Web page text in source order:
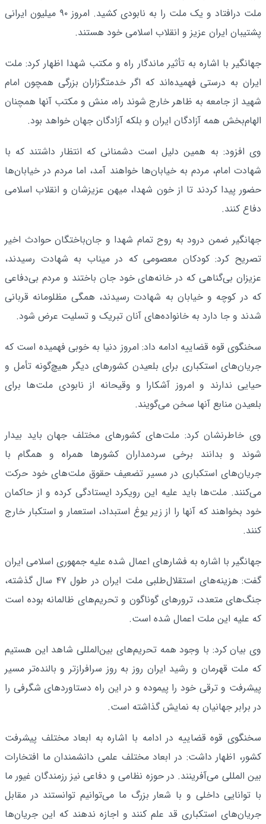
ملت درافتاد و یک ملت را به نابودی کشید. امروز ۹۰ میلیون ایرانی
پشتیبان ایران عزیز و انقلاب اسلامی خود هستند.
جهانگیر با اشاره به تأثیر ماندگار راه و مکتب شهدا اظهار کرد: ملت
ایران به درستی فهمیده‌اند که اگر خدمتگزاران بزرگی همچون امام
شهید از جامعه به ظاهر خارج شوند راه، منش و مکتب آنها همچنان
الهام‌بخش همه آزادگان ایران و بلکه آزادگان جهان خواهد بود.
وی افزود: به همین دلیل است دشمنانی که انتظار داشتند که با
شهادت امام، مردم به خیابان‌ها خواهند آمد، اما مردم در خیابان‌ها
حضور پیدا کردند تا از خون شهدا، میهن عزیزشان و انقلاب اسلامی
دفاع کنند.
جهانگیر ضمن درود به روح تمام شهدا و جان‌باختگان حوادث اخیر
تصریح کرد: کودکان معصومی که در میناب به شهادت رسیدند،
عزیزان بی‌گناهی که در خانه‌های خود جان باختند و مردم بی‌دفاعی
که در کوچه و خیابان به شهادت رسیدند، همگی مظلومانه قربانی
شدند و جا دارد به خانواده‌های آنان تبریک و تسلیت عرض شود.
سخنگوی قوه قضاییه ادامه داد: امروز دنیا به خوبی فهمیده است که
جریان‌های استکباری برای بلعیدن کشورهای دیگر هیچ‌گونه تأمل و
حیایی ندارند و امروز آشکارا و وقیحانه از نابودی ملت‌ها برای
بلعیدن منابع آنها سخن می‌گویند.
وی خاطرنشان کرد: ملت‌های کشورهای مختلف جهان باید بیدار
شوند و بدانند برخی سردمداران کشورها همراه و همگام با
جریان‌های استکباری در مسیر تضعیف حقوق ملت‌های خود حرکت
می‌کنند. ملت‌ها باید علیه این رویکرد ایستادگی کرده و از حاکمان
خود بخواهند که آنها را از زیر یوغ استبداد، استعمار و استکبار خارج
کنند.
جهانگیر با اشاره به فشارهای اعمال شده علیه جمهوری اسلامی ایران
گفت: هزینه‌های استقلال‌طلبی ملت ایران در طول ۴۷ سال گذشته،
جنگ‌های متعدد، ترورهای گوناگون و تحریم‌های ظالمانه بوده است
که علیه این ملت اعمال شده است.
وی بیان کرد: با وجود همه تحریم‌های بین‌المللی شاهد این هستیم
که ملت قهرمان و رشید ایران روز به روز سرافرازتر و بالنده‌تر مسیر
پیشرفت و ترقی خود را پیموده و در این راه دستاوردهای شگرفی را
در برابر جهانیان به نمایش گذاشته است.
سخنگوی قوه قضاییه در ادامه با اشاره به ابعاد مختلف پیشرفت
کشور، اظهار داشت: در ابعاد مختلف علمی دانشمندان ما افتخارات
بین المللی می‌آفرینند. در حوزه نظامی و دفاعی نیز رزمندگان غیور ما
با توانایی داخلی و با شعار بزرگ ما می‌توانیم توانستند در مقابل
جریان‌های استکباری قد علم کنند و اجازه ندهند که این جریان‌ها